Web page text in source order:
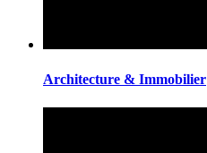
Architecture & Immobilier